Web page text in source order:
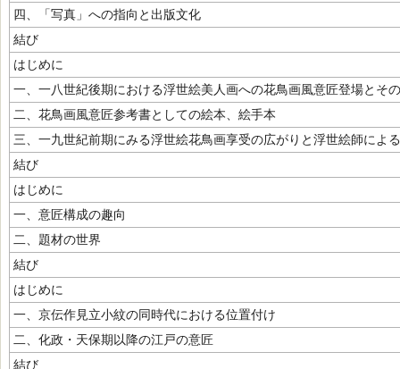
四、「写真」への指向と出版文化
結び
はじめに
一、一八世紀後期における浮世絵美人画への花鳥画風意匠登場とそ
二、花鳥画風意匠参考書としての絵本、絵手本
三、一九世紀前期にみる浮世絵花鳥画享受の広がりと浮世絵師によ
結び
はじめに
一、意匠構成の趣向
二、題材の世界
結び
はじめに
一、京伝作見立小紋の同時代における位置付け
二、化政・天保期以降の江戸の意匠
結び